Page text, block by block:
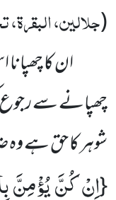
(جلالین،
ان کا
چھپانے سے رجوع
شوہر کا حق ہے وہ
{اِنْ كُنَّ یُؤْمِنَّ